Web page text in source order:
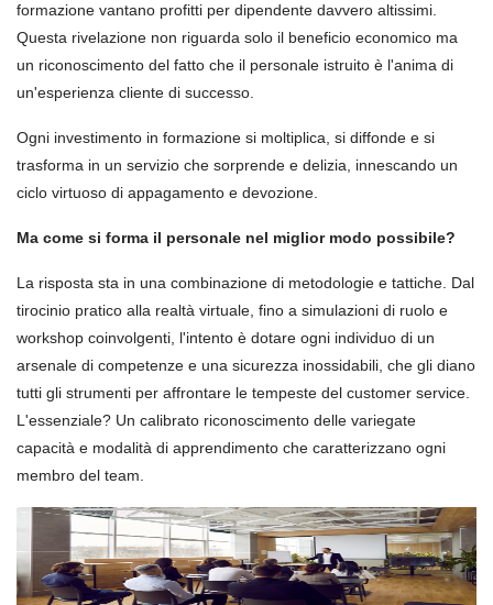
formazione vantano profitti per dipendente davvero altissimi.
Questa rivelazione non riguarda solo il beneficio economico ma
un riconoscimento del fatto che il personale istruito è l'anima di
un'esperienza cliente di successo.
Ogni investimento in formazione si moltiplica, si diffonde e si
trasforma in un servizio che sorprende e delizia, innescando un
ciclo virtuoso di appagamento e devozione.
Ma come si forma il personale nel miglior modo possibile?
La risposta sta in una combinazione di metodologie e tattiche. Dal
tirocinio pratico alla realtà virtuale, fino a simulazioni di ruolo e
workshop coinvolgenti, l'intento è dotare ogni individuo di un
arsenale di competenze e una sicurezza inossidabili, che gli diano
tutti gli strumenti per affrontare le tempeste del customer service.
L'essenziale? Un calibrato riconoscimento delle variegate
capacità e modalità di apprendimento che caratterizzano ogni
membro del team.